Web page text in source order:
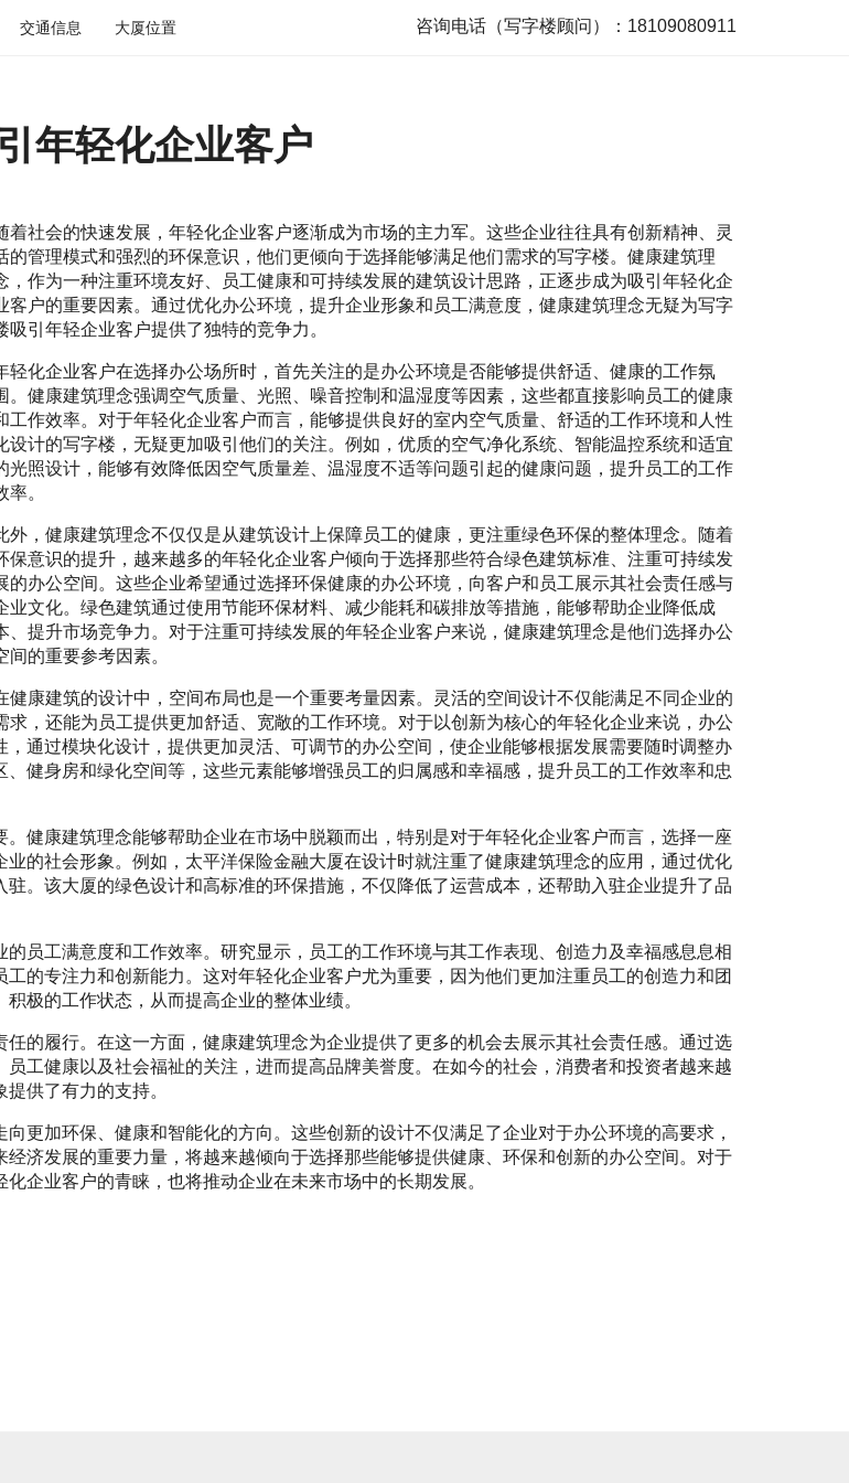
交通信息 大厦位置 咨询电话（写字楼顾问）：18109080911
年轻化企业客户
着社会的快速发展，年轻化企业客户逐渐成为市场的主力军。这些企业往往具有创新精神、灵
的管理模式和强烈的环保意识，他们更倾向于选择能够满足他们需求的写字楼。健康建筑理
，作为一种注重环境友好、员工健康和可持续发展的建筑设计思路，正逐步成为吸引年轻化企
客户的重要因素。通过优化办公环境，提升企业形象和员工满意度，健康建筑理念无疑为写字
吸引年轻企业客户提供了独特的竞争力。
轻化企业客户在选择办公场所时，首先关注的是办公环境是否能够提供舒适、健康的工作氛
。健康建筑理念强调空气质量、光照、噪音控制和温湿度等因素，这些都直接影响员工的健康
工作效率。对于年轻化企业客户而言，能够提供良好的室内空气质量、舒适的工作环境和人性
设计的写字楼，无疑更加吸引他们的关注。例如，优质的空气净化系统、智能温控系统和适宜
光照设计，能够有效降低因空气质量差、温湿度不适等问题引起的健康问题，提升员工的工作
率。
外，健康建筑理念不仅仅是从建筑设计上保障员工的健康，更注重绿色环保的整体理念。随着
保意识的提升，越来越多的年轻化企业客户倾向于选择那些符合绿色建筑标准、注重可持续发
的办公空间。这些企业希望通过选择环保健康的办公环境，向客户和员工展示其社会责任感与
业文化。绿色建筑通过使用节能环保材料、减少能耗和碳排放等措施，能够帮助企业降低成
、提升市场竞争力。对于注重可持续发展的年轻企业客户来说，健康建筑理念是他们选择办公
间的重要参考因素。
健康建筑的设计中，空间布局也是一个重要考量因素。灵活的空间设计不仅能满足不同企业的
求，还能为员工提供更加舒适、宽敞的工作环境。对于以创新为核心的年轻化企业来说，办公
通过模块化设计，提供更加灵活、可调节的办公空间，使企业能够根据发展需要随时调整办
健身房和绿化空间等，这些元素能够增强员工的归属感和幸福感，提升员工的工作效率和忠
健康建筑理念能够帮助企业在市场中脱颖而出，特别是对于年轻化企业客户而言，选择一座
的社会形象。例如，太平洋保险金融大厦在设计时就注重了健康建筑理念的应用，通过优化
。该大厦的绿色设计和高标准的环保措施，不仅降低了运营成本，还帮助入驻企业提升了品
员工满意度和工作效率。研究显示，员工的工作环境与其工作表现、创造力及幸福感息息相
的专注力和创新能力。这对年轻化企业客户尤为重要，因为他们更加注重员工的创造力和团
极的工作状态，从而提高企业的整体业绩。
的履行。在这一方面，健康建筑理念为企业提供了更多的机会去展示其社会责任感。通过选
工健康以及社会福祉的关注，进而提高品牌美誉度。在如今的社会，消费者和投资者越来越
供了有力的支持。
更加环保、健康和智能化的方向。这些创新的设计不仅满足了企业对于办公环境的高要求，
济发展的重要力量，将越来越倾向于选择那些能够提供健康、环保和创新的办公空间。对于
企业客户的青睐，也将推动企业在未来市场中的长期发展。